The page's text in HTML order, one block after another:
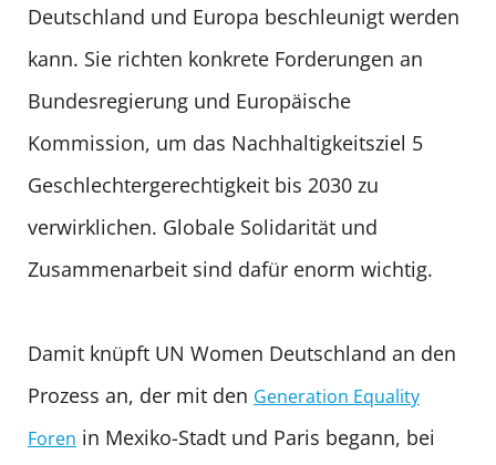
Deutschland und Europa beschleunigt werden
kann. Sie richten konkrete Forderungen an
Bundesregierung und Europäische
Kommission, um das Nachhaltigkeitsziel 5
Geschlechtergerechtigkeit bis 2030 zu
verwirklichen. Globale Solidarität und
Zusammenarbeit sind dafür enorm wichtig.
Damit knüpft UN Women Deutschland an den
Prozess an, der mit den Generation Equality
Foren in Mexiko-Stadt und Paris begann, bei